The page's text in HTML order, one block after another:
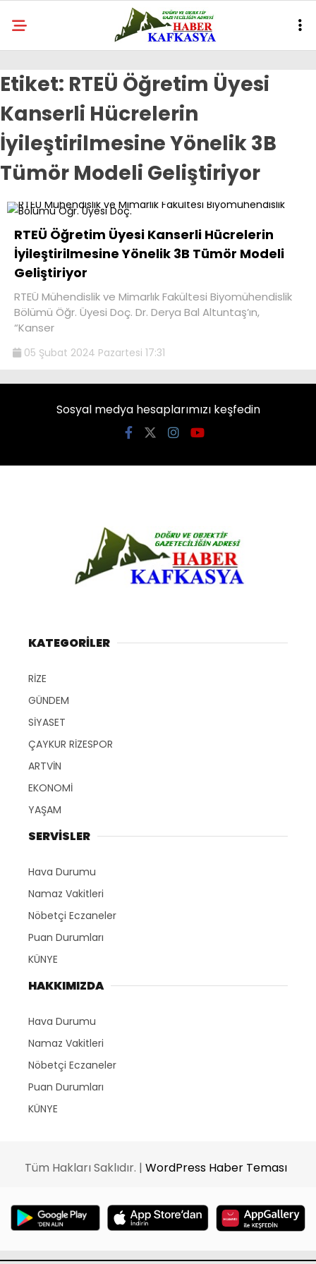
Etiket: RTEÜ Öğretim Üyesi
Kanserli Hücrelerin
İyileştirilmesine Yönelik 3B
Tümör Modeli Geliştiriyor
RTEÜ Öğretim Üyesi Kanserli Hücrelerin
İyileştirilmesine Yönelik 3B Tümör Modeli
Geliştiriyor
RTEÜ Mühendislik ve Mimarlık Fakültesi Biyomühendislik
Bölümü Öğr. Üyesi Doç. Dr. Derya Bal Altuntaş’ın,
“Kanser
05 Şubat 2024 Pazartesi 17:31
Sosyal medya hesaplarımızı keşfedin
KATEGORİLER
RİZE
GÜNDEM
SİYASET
ÇAYKUR RİZESPOR
ARTVİN
EKONOMİ
YAŞAM
SERVİSLER
Hava Durumu
Namaz Vakitleri
Nöbetçi Eczaneler
Puan Durumları
KÜNYE
HAKKIMIZDA
Hava Durumu
Namaz Vakitleri
Nöbetçi Eczaneler
Puan Durumları
KÜNYE
Tüm Hakları Saklıdır. | WordPress Haber Teması